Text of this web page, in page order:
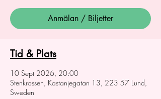
Anmälan / Biljetter
Tid & Plats
10 Sept 2026, 20:00
Stenkrossen, Kastanjegatan 13, 223 57 Lund,
Sweden